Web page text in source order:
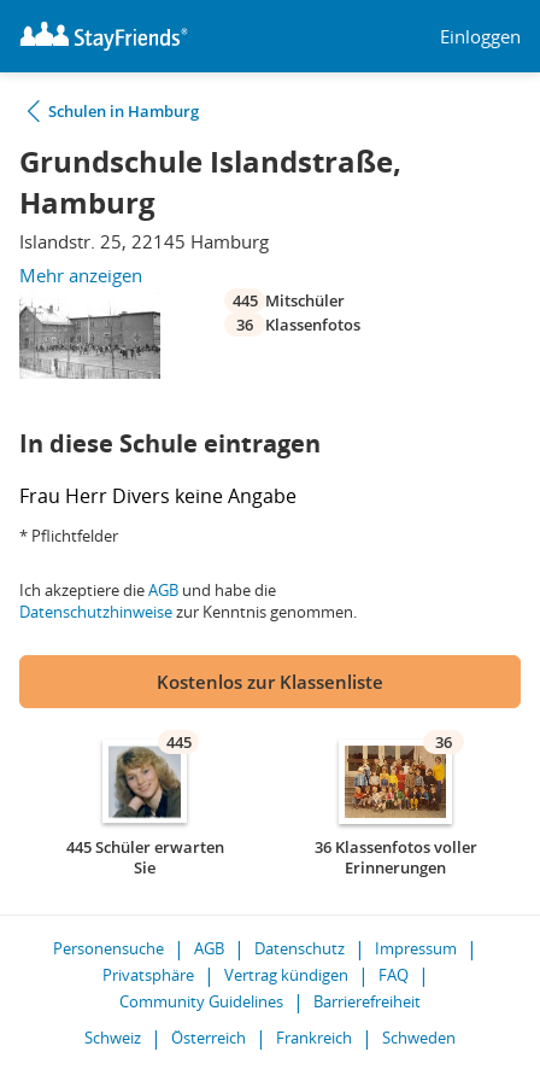
Einloggen
Schulen in Hamburg
Grundschule Islandstraße,
Hamburg
Islandstr. 25, 22145 Hamburg
Mehr anzeigen
445 Mitschüler
36
Klassenfotos
In diese Schule eintragen
Frau Herr Divers keine Angabe
* Pflichtfelder
Ich akzeptiere dieAGB und habe die
Datenschutzhinweisezur Kenntnis genommen.
Kostenlos zur Klassenliste
445
445 Schüler erwarten
Sie
36
36 Klassenfotos voller
Erinnerungen
Personensuche AGB Datenschutz
Impressum
Privatsphäre
Vertrag kündigen
FAQ
Community Guidelines
Barrierefreiheit
Schweiz
Österreich Frankreich Schweden